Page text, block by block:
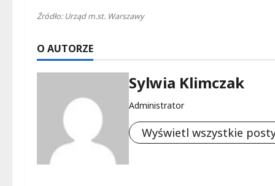
Źródło: Urząd m.st. Warszawy
O AUTORZE
Sylwia Klimczak
Administrator
Wyświetl wszystkie